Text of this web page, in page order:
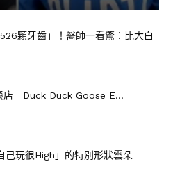
顆牙齒」！醫師一看驚：比大白
店 Duck Duck Goose E...
己玩很High」的特別形狀雲朵